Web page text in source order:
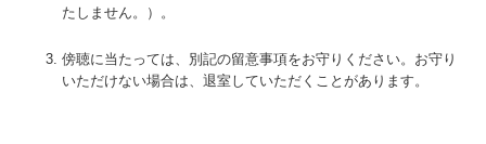
たしません。）。
傍聴に当たっては、別記の留意事項をお守りください。お守り
いただけない場合は、退室していただくことがあります。